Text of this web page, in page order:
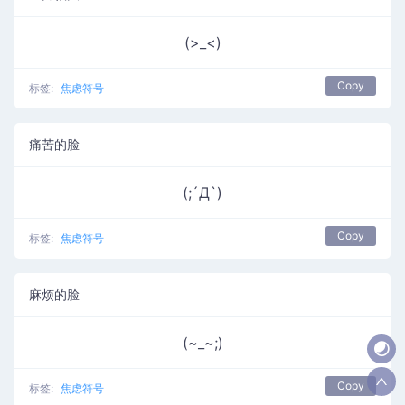
(>_<)
标签: 焦虑符号 Copy
痛苦的脸
(;´Д`)
标签: 焦虑符号 Copy
麻烦的脸
(~_~;)
标签: 焦虑符号 Copy